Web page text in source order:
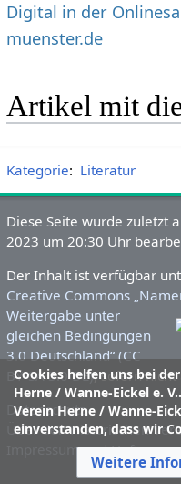
Digital in der
muenster.de
Artikel mit
Kategorie: Literatur
Cookies helfen uns bei
Herne / Wanne-Eickel e.
Verein Herne / Wanne-
einverstanden, dass wir
Weitere
Diese Seite wurde zuletzt
2023 um 20:30 Uhr
Der Inhalt ist verfügbar
Creative Commons
Weitergabe unter
gleichen Bedingungen
3.0 Deutschland“ (CC
BY-SA 3.0 DE), sofern
Datenschutz
Über den Historischen
Impressum und